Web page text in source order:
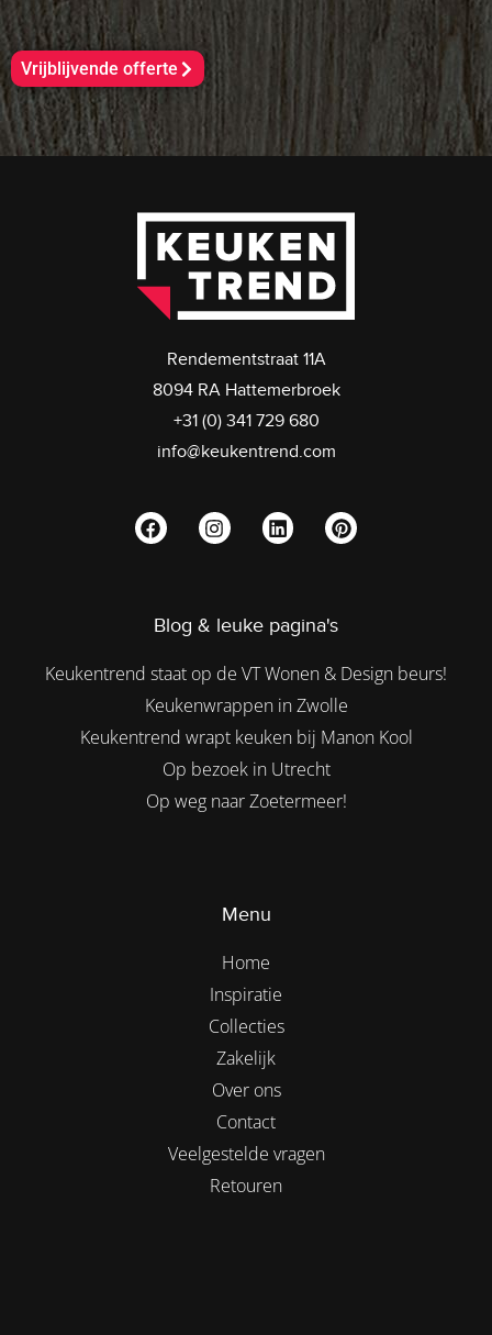
Vrijblijvende offerte
Rendementstraat 11A
8094 RA Hattemerbroek
+31 (0) 341 729 680
info@keukentrend.com
Blog & leuke pagina's
Keukentrend staat op de VT Wonen & Design beurs!
Keukenwrappen in Zwolle
Keukentrend wrapt keuken bij Manon Kool
Op bezoek in Utrecht
Op weg naar Zoetermeer!
Menu
Home
Inspiratie
Collecties
Zakelijk
Over ons
Contact
Veelgestelde vragen
Retouren